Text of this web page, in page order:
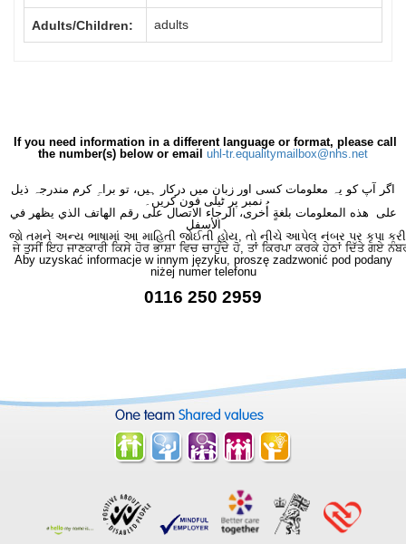
Adults/Children: adults
If you need information in a different language or format, please call
the number(s) below or email uhl-tr.equalitymailbox@nhs.net
اگر آپ کو یہ معلومات کسی اور زبان میں درکار ہیں، تو براہِ کرم مندرجہ ذیل
نمبر پر ٹیلی فون کریں۔
على هذه المعلومات بلغةٍ أُخرى، الرجاء الاتصال على رقم الهاتف الذي يظهر في
الأسفل
જો તમને અન્ય ભાષામાં આ માહિતી જોઈતી હોય, તો નીચે આપેલ નંબર પર કૃપા કરી
ਜੇ ਤੁਸੀਂ ਇਹ ਜਾਣਕਾਰੀ ਕਿਸੇ ਹੋਰ ਭਾਸ਼ਾ ਵਿਚ ਚਾਹੁੰਦੇ ਹੋ, ਤਾਂ ਕਿਰਪਾ ਕਰਕੇ ਹੇਠਾਂ ਦਿੱਤੇ ਗਏ
Aby uzyskać informacje w innym języku, proszę zadzwonić pod podany
niżej numer telefonu
0116 250 2959